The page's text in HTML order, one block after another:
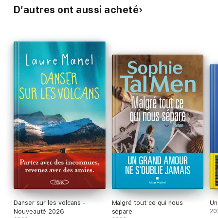
D’autres ont aussi acheté
Danser sur les volcans -
Nouveauté 2026
Malgré tout ce qui nous
sépare